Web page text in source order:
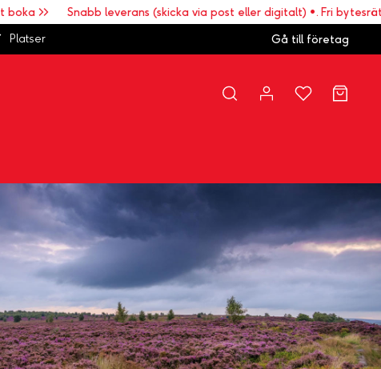
Snabb leverans (skicka via post eller digitalt) •. Fri bytesrätt •
Platser Gå till företag